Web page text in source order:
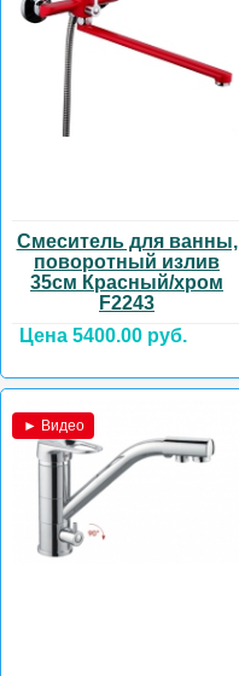
Смеситель для ванны,
поворотный излив
35см Красный/хром
F2243
Цена 5400.00 руб.
► Видео